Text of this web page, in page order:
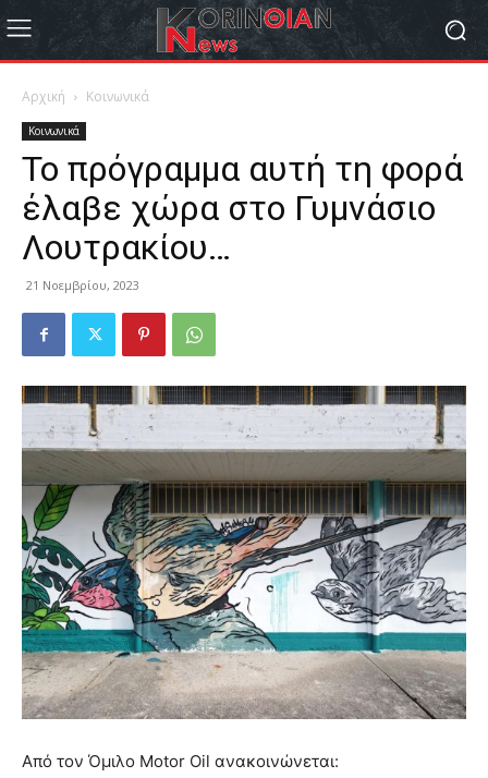
Αρχική Κοινωνικά
Κοινωνικά
Το πρόγραμμα αυτή τη φορά
έλαβε χώρα στο Γυμνάσιο
Λουτρακίου…
21 Νοεμβρίου, 2023
Από τον Όμιλο Motor Oil ανακοινώνεται: